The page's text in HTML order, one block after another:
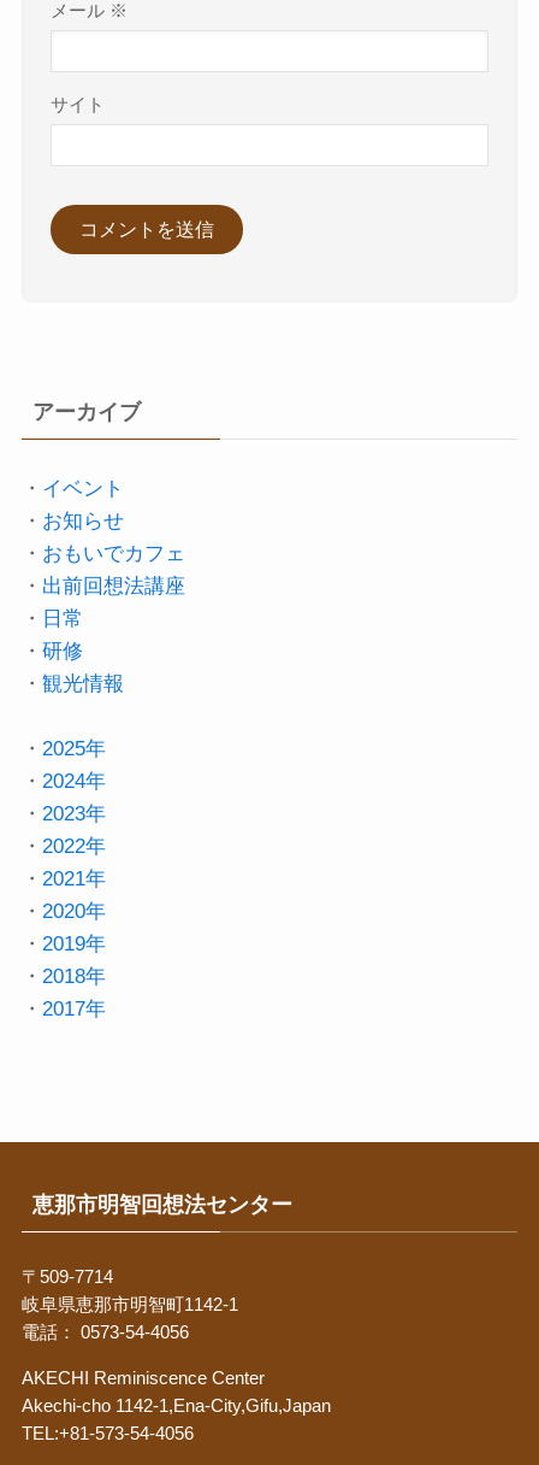
メール ※
サイト
アーカイブ
・ イベント
・ お知らせ
・ おもいでカフェ
・ 出前回想法講座
・ 日常
・ 研修
・ 観光情報
・ 2025年
・ 2024年
・ 2023年
・ 2022年
・ 2021年
・ 2020年
・ 2019年
・ 2018年
・ 2017年
恵那市明智回想法センター
〒509-7714
岐阜県恵那市明智町1142-1
電話： 0573-54-4056
AKECHI Reminiscence Center
Akechi-cho 1142-1,Ena-City,Gifu,Japan
TEL:+81-573-54-4056